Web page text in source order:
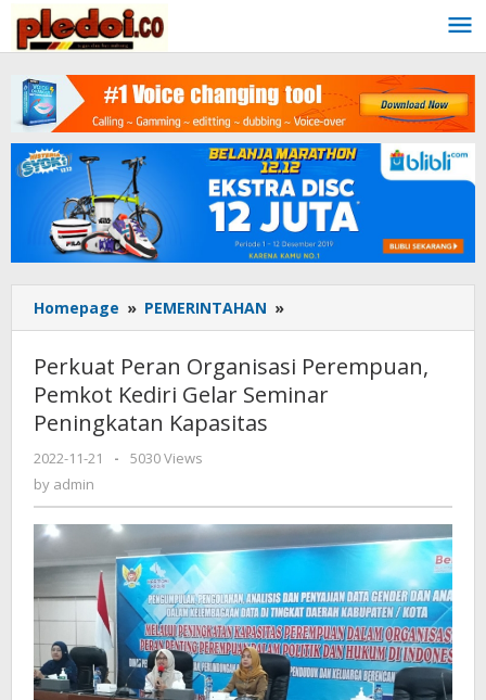
content
Homepage » PEMERINTAHAN »
Peran
Perempuan,
Pemkot
Kapasitas
Perkuat Peran Organisasi Perempuan,
Pemkot Kediri Gelar Seminar
Peningkatan Kapasitas
2022-11-21
by
-
5030 Views
by admin